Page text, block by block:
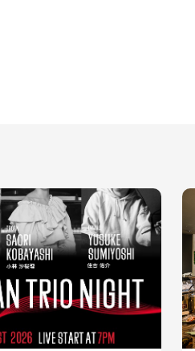
客室を離れている間の充電
直射日光の当たる場所でのご
ベッドやシーツなど可燃物の
また、モバイルバッテリーや
を早期に発見できるよう、お